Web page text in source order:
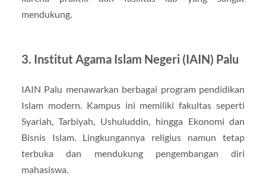
mendukung.
3. Institut Agama Islam Negeri (IAIN) Palu
IAIN Palu menawarkan berbagai program pendidikan
Islam modern. Kampus ini memiliki fakultas seperti
Syariah, Tarbiyah, Ushuluddin, hingga Ekonomi dan
Bisnis Islam. Lingkungannya religius namun tetap
terbuka dan mendukung pengembangan diri
mahasiswa.